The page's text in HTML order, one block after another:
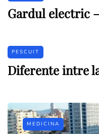
Gardul electric
PESCUIT
Diferente intre
MEDICINA